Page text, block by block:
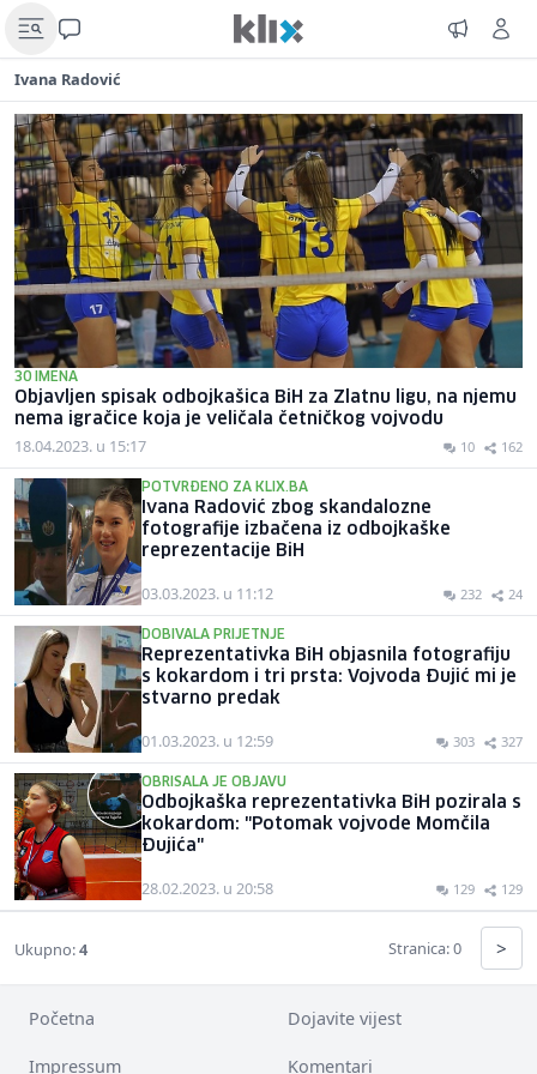
Ivana Radović
30 IMENA
Objavljen spisak odbojkašica BiH za Zlatnu ligu, na njemu
nema igračice koja je veličala četničkog vojvodu
18.04.2023. u 15:17 10 162
POTVRĐENO ZA KLIX.BA
Ivana Radović zbog skandalozne
fotografije izbačena iz odbojkaške
reprezentacije BiH
03.03.2023. u 11:12 232 24
DOBIVALA PRIJETNJE
Reprezentativka BiH objasnila fotografiju
s kokardom i tri prsta: Vojvoda Đujić mi je
stvarno predak
01.03.2023. u 12:59 303 327
OBRISALA JE OBJAVU
Odbojkaška reprezentativka BiH pozirala s
kokardom: "Potomak vojvode Momčila
Đujića"
28.02.2023. u 20:58 129 129
Ukupno:4 Stranica: 0 >
Početna Dojavite vijest
Impressum Komentari